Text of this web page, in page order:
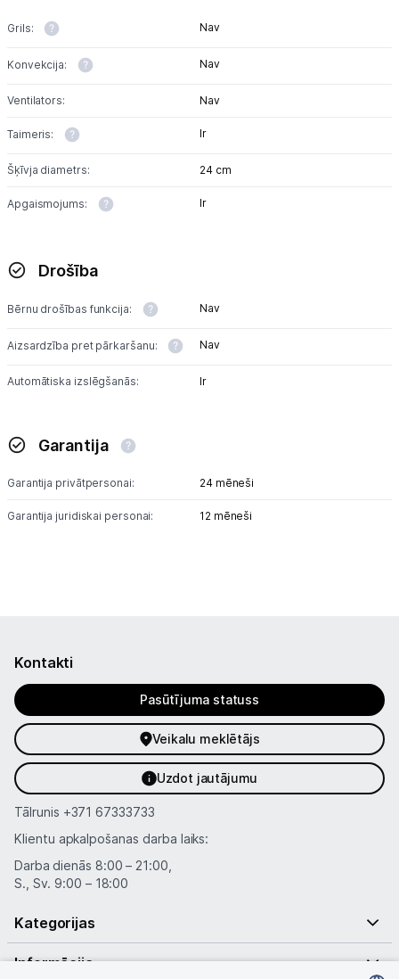
Grils: Nav
Konvekcija: Nav
Ventilators: Nav
Taimeris: Ir
Šķīvja diametrs: 24 cm
Apgaismojums: Ir
Drošība
Bērnu drošības funkcija: Nav
Aizsardzība pret pārkaršanu: Nav
Automātiska izslēgšanās: Ir
Garantija
Garantija privātpersonai: 24 mēneši
Garantija juridiskai personai: 12 mēneši
Kontakti
Pasūtījuma statuss
Veikalu meklētājs
Uzdot jautājumu
Tālrunis +371 67333733
Klientu apkalpošanas darba laiks:
Darba dienās 8:00 – 21:00,
S., Sv. 9:00 – 18:00
Kategorijas
Informācija